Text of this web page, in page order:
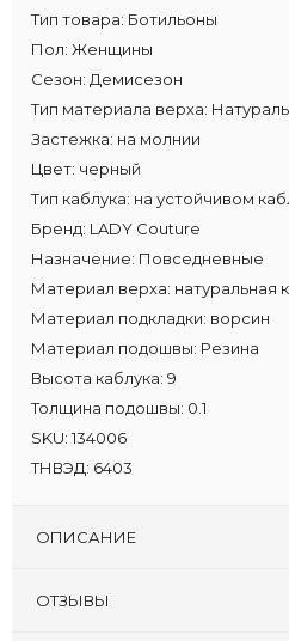
Тип товара: Ботильоны
Пол: Женщины
Сезон: Демисезон
Тип материала верха:
Застежка: на молнии
Цвет: черный
Тип каблука: на устойчивом
Бренд: LADY Couture
Назначение: Повседневные
Материал верха: натуральная
Материал подкладки: ворсин
Материал подошвы: Резина
Высота каблука: 9
Толщина подошвы: 0.1
SKU: 134006
ТНВЭД: 6403
ОПИСАНИЕ
ОТЗЫВЫ